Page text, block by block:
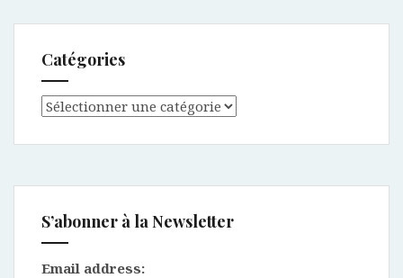
Catégories
Catégories
S’abonner à la Newsletter
Email address: